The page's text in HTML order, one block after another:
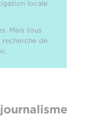
locale
Mais tous
recherche de